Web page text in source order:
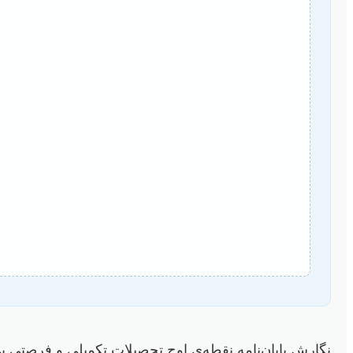
نگارش پایان‌نامه نقطه‌ی اوج تحصیلات تکمیلی و فرصتی